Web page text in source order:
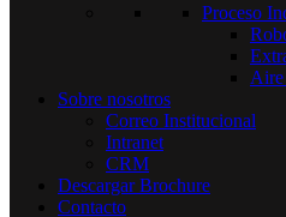
Proceso
Sobre nosotros
Correo Institucional
Intranet
CRM
Descargar Brochure
Contacto